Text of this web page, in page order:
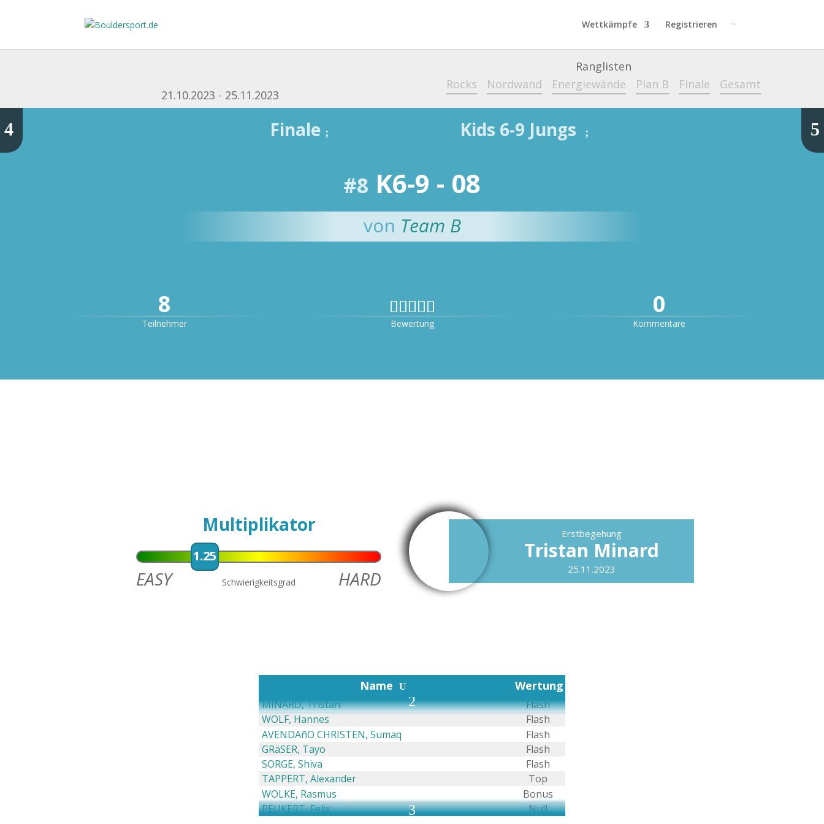
Wettkämpfe Registrieren
21.10.2023 - 25.11.2023
Ranglisten
Rocks
Nordwand Energiewände Plan B Finale Gesamt
Finale ; Kids 6-9 Jungs ;
4 5
#8 K6-9 - 08
von Team B
8
Teilnehmer


Bewertung
0
Kommentare
5
4
Multiplikator
1.25
EASY Schwierigkeitsgrad HARD
Erstbegehung
Tristan Minard
25.11.2023
Name U Wertung
MINARD, Tristan
Flash
WOLF, Hannes
Flash
AVENDAñO CHRISTEN, Sumaq
Flash
GRäSER, Tayo
Flash
SORGE, Shiva
Flash
TAPPERT, Alexander
Top
WOLKE, Rasmus
Bonus
PEUKERT, Felix
Null
2
3